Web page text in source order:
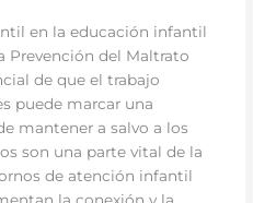
en la educación infantil
Prevención del Maltrato
de que el trabajo
puede marcar una
mantener a salvo a los
son una parte vital de la
de atención infantil